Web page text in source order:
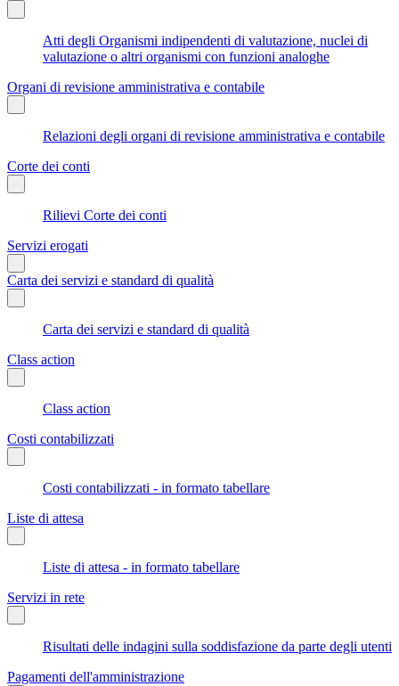
Atti degli Organismi indipendenti di valutazione, nuclei di
valutazione o altri organismi con funzioni analoghe
Organi di revisione amministrativa e contabile
Relazioni degli organi di revisione amministrativa e contabile
Corte dei conti
Rilievi Corte dei conti
Servizi erogati
Carta dei servizi e standard di qualità
Carta dei servizi e standard di qualità
Class action
Class action
Costi contabilizzati
Costi contabilizzati - in formato tabellare
Liste di attesa
Liste di attesa - in formato tabellare
Servizi in rete
Risultati delle indagini sulla soddisfazione da parte degli utenti
Pagamenti dell'amministrazione